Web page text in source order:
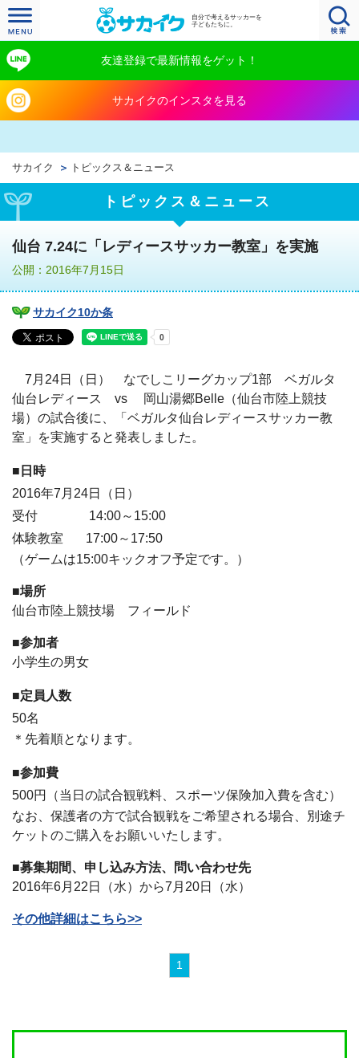
自分で考えるサッカーを
子どもたちに。
友達登録で最新情報をゲット！
サカイクのインスタを見る
サカイク トピックス＆ニュース
トピックス＆ニュース
仙台 7.24に「レディースサッカー教室」を実施
公開：2016年7月15日
サカイク10か条
7月24日（日） なでしこリーグカップ1部 ベガルタ
仙台レディース vs 岡山湯郷Belle（仙台市陸上競技
場）の試合後に、「ベガルタ仙台レディースサッカー教
室」を実施すると発表しました。
■日時
2016年7月24日（日）
受付 14:00～15:00
体験教室 17:00～17:50
（ゲームは15:00キックオフ予定です。）
■場所
仙台市陸上競技場 フィールド
■参加者
小学生の男女
■定員人数
50名
＊先着順となります。
■参加費
500円（当日の試合観戦料、スポーツ保険加入費を含む）
なお、保護者の方で試合観戦をご希望される場合、別途チ
ケットのご購入をお願いいたします。
■募集期間、申し込み方法、問い合わせ先
2016年6月22日（水）から7月20日（水）
その他詳細はこちら>>
1